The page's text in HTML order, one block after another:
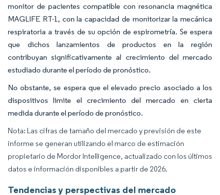
monitor de pacientes compatible con resonancia magnética
MAGLIFE RT-1, con la capacidad de monitorizar la mecánica
respiratoria a través de su opción de espirometría. Se espera
que dichos lanzamientos de productos en la región
contribuyan significativamente al crecimiento del mercado
estudiado durante el período de pronóstico.
No obstante, se espera que el elevado precio asociado a los
dispositivos limite el crecimiento del mercado en cierta
medida durante el período de pronóstico.
Nota: Las cifras de tamaño del mercado y previsión de este
informe se generan utilizando el marco de estimación
propietario de Mordor Intelligence, actualizado con los últimos
datos e información disponibles a partir de 2026.
Tendencias y perspectivas del mercado